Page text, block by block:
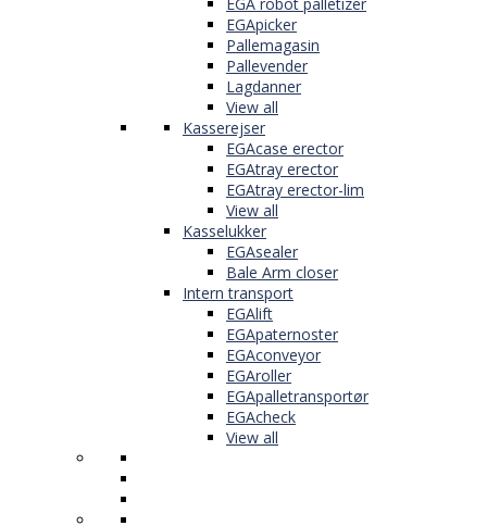
EGApicker
Pallemagasin
Pallevender
Lagdanner
View all
Kasserejser
EGAcase erector
EGAtray erector
EGAtray erector-lim
View all
Kasselukker
EGAsealer
Bale Arm closer
Intern transport
EGAlift
EGApaternoster
EGAconveyor
EGAroller
EGApalletransportør
EGAcheck
View all